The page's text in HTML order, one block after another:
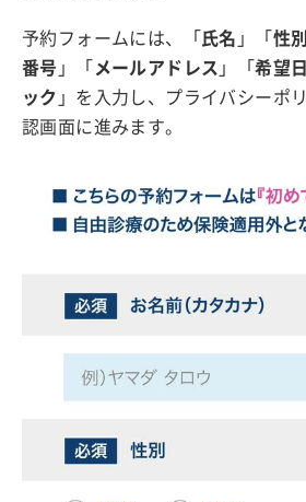
予約フォームには、「氏名 」「性別
番号 」「メールアドレス 」「希望
ック 」を入力し、プライバシーポ
認画面に進みます。